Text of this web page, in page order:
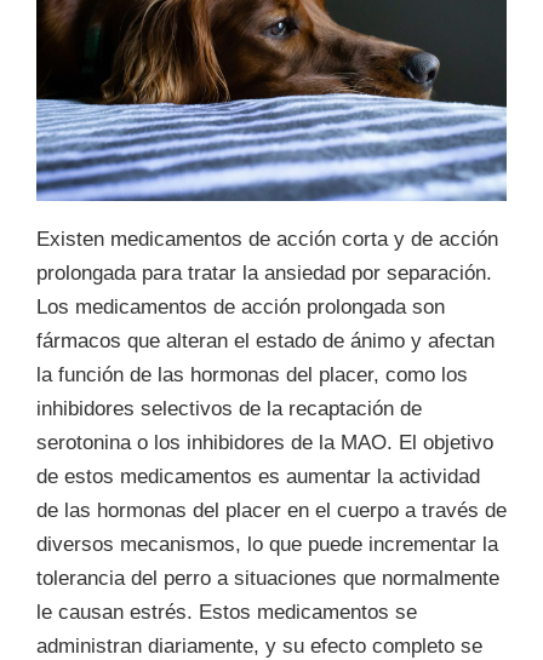
Existen medicamentos de acción corta y de acción
prolongada para tratar la ansiedad por separación.
Los medicamentos de acción prolongada son
fármacos que alteran el estado de ánimo y afectan
la función de las hormonas del placer, como los
inhibidores selectivos de la recaptación de
serotonina o los inhibidores de la MAO. El objetivo
de estos medicamentos es aumentar la actividad
de las hormonas del placer en el cuerpo a través de
diversos mecanismos, lo que puede incrementar la
tolerancia del perro a situaciones que normalmente
le causan estrés. Estos medicamentos se
administran diariamente, y su efecto completo se